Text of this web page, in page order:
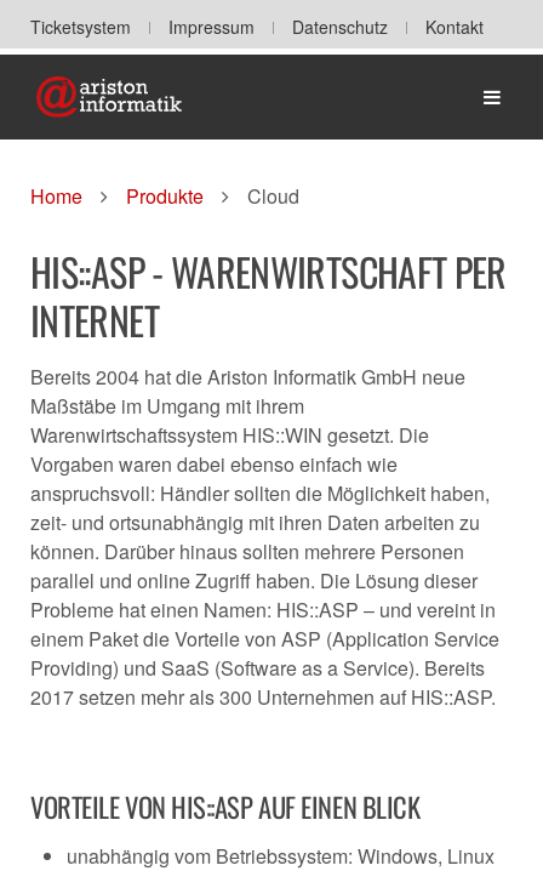
Ticketsystem Impressum Datenschutz
Kontakt
Home
Home Produkte Cloud
HIS::ASP - WARENWIRTSCHAFT PER
INTERNET
Bereits 2004 hat die Ariston Informatik GmbH neue
Maßstäbe im Umgang mit ihrem
Warenwirtschaftssystem HIS::WIN gesetzt. Die
Vorgaben waren dabei ebenso einfach wie
anspruchsvoll: Händler sollten die Möglichkeit haben,
zeit- und ortsunabhängig mit ihren Daten arbeiten zu
können. Darüber hinaus sollten mehrere Personen
parallel und online Zugriff haben. Die Lösung dieser
Probleme hat einen Namen: HIS::ASP – und vereint in
einem Paket die Vorteile von ASP (Application Service
Providing) und SaaS (Software as a Service). Bereits
2017 setzen mehr als 300 Unternehmen auf HIS::ASP.
VORTEILE VON HIS::ASP AUF EINEN BLICK
unabhängig vom Betriebssystem: Windows, Linux